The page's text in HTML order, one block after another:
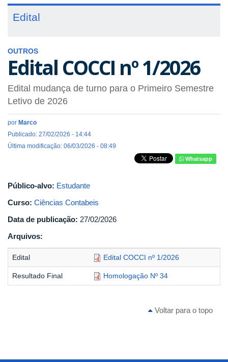
Edital
OUTROS
Edital COCCI nº 1/2026
Edital mudança de turno para o Primeiro Semestre
Letivo de 2026
por Marco
Publicado: 27/02/2026 - 14:44
Última modificação: 06/03/2026 - 08:49
Whatsapp
Público-alvo: Estudante
Curso: Ciências Contabeis
Data de publicação: 27/02/2026
Arquivos:
Edital Edital COCCI nº 1/2026
Resultado Final Homologação Nº 34
Voltar para o topo